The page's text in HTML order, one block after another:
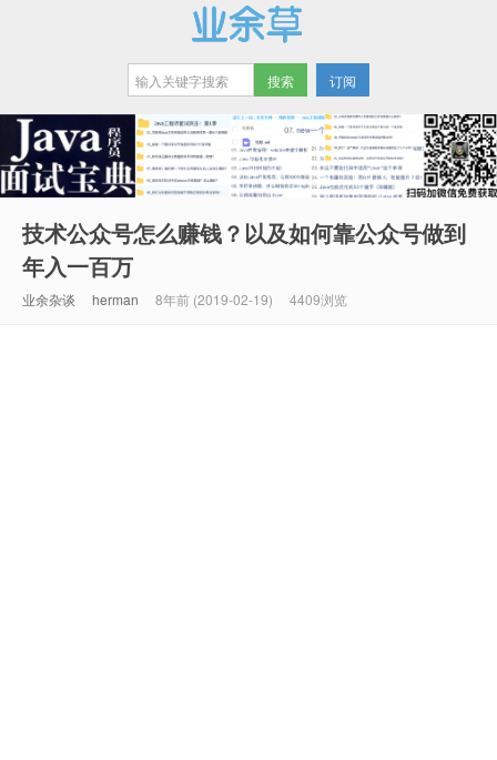
业余草
订阅
技术公众号怎么赚钱？以及如何靠公众号做到
年入一百万
业余杂谈 herman 8年前 (2019-02-19) 4409浏览